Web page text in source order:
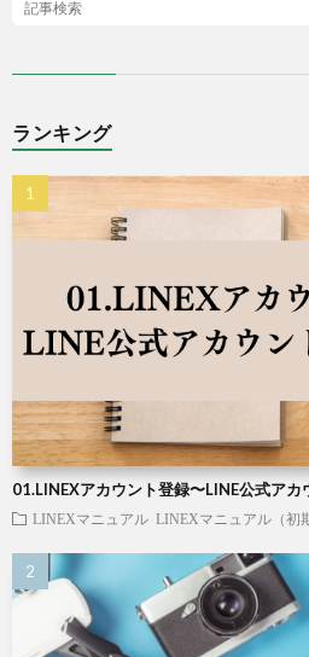
ランキング
01.LINEXアカウント登録〜LINE公式アカ
LINEXマニュアル LINEXマニュアル（初